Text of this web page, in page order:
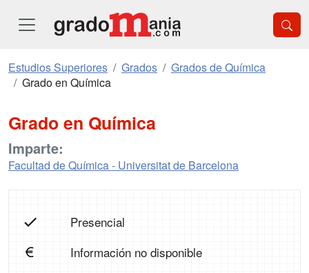
Estudios Superiores Grados
Grados de Química
Grado en Química
Grado en Química
Imparte:
Facultad de Química - Universitat de Barcelona
Presencial
Información no disponible